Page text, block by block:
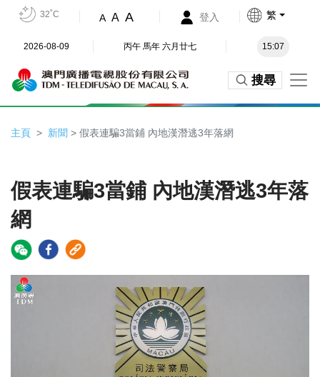
32˚C A A A 登入 繁
2026-08-09 丙午 馬年 六月廿七 15:07
搜尋
主頁 新聞 > 假表連騙3當鋪 內地漢潛逃3年落網
假表連騙3當鋪 內地漢潛逃3年落
網